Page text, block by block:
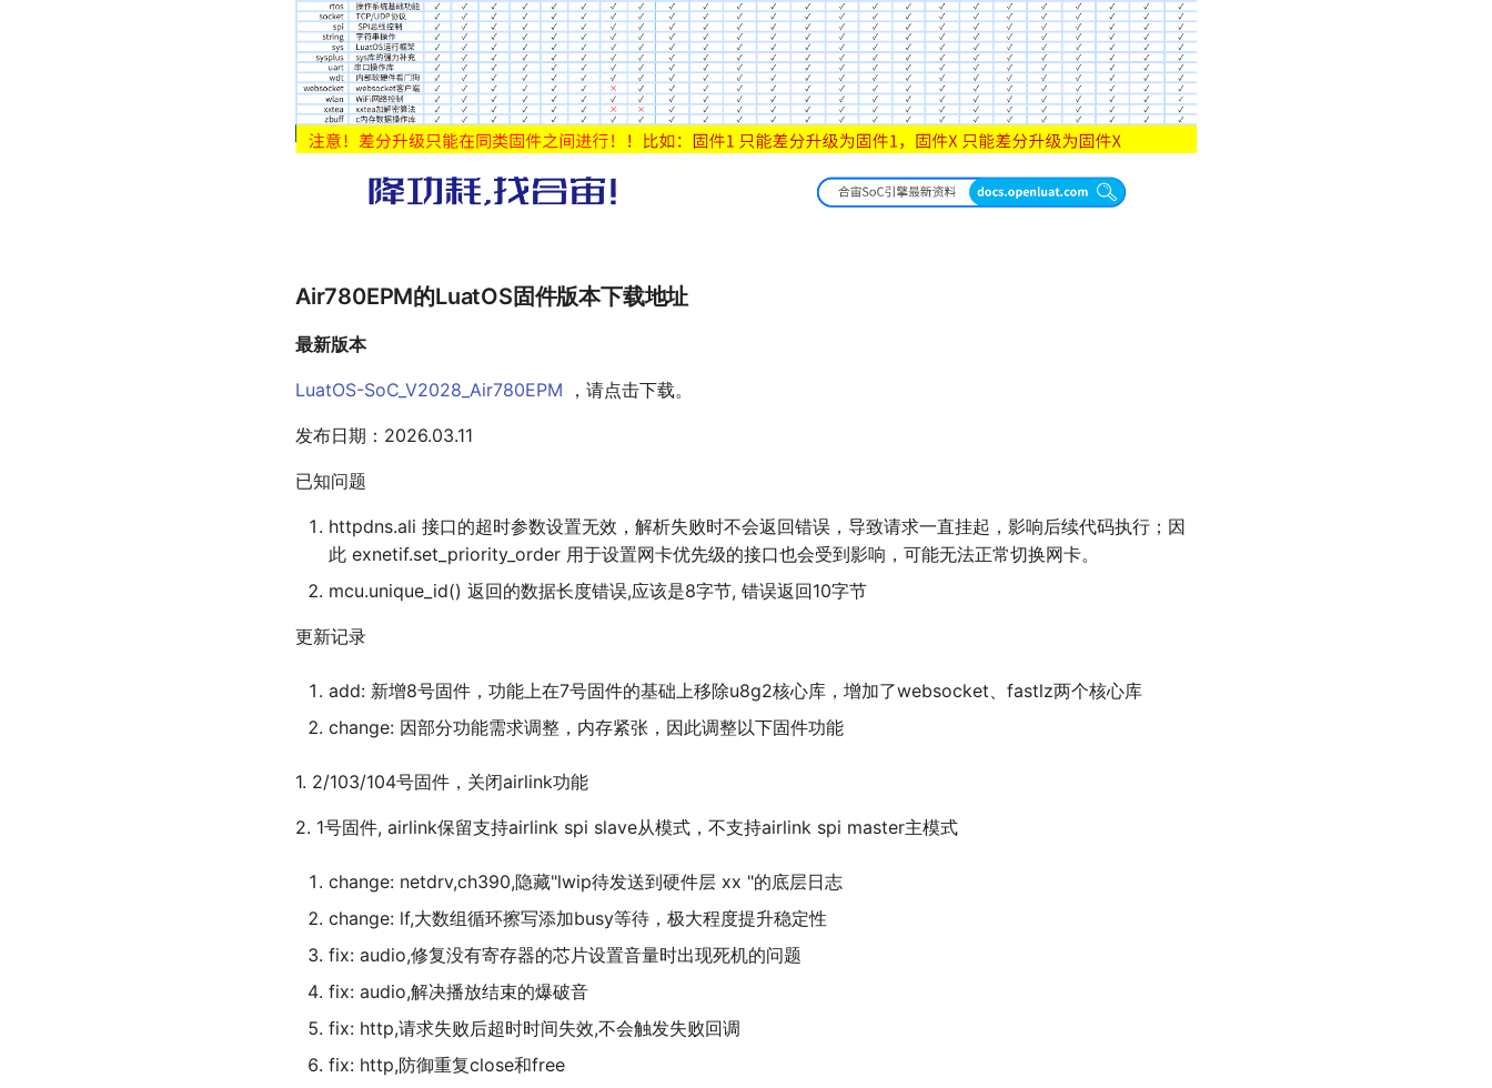
Air780EPM的LuatOS固件版本下载地址
最新版本
LuatOS-SoC_V2028_Air780EPM ，请点击下载。
发布日期：2026.03.11
已知问题
httpdns.ali 接口的超时参数设置无效，解析失败时不会返回错误，导致请求一直挂起，影响后续代码执行；因
此 exnetif.set_priority_order 用于设置网卡优先级的接口也会受到影响，可能无法正常切换网卡。
mcu.unique_id() 返回的数据长度错误,应该是8字节, 错误返回10字节
更新记录
add: 新增8号固件，功能上在7号固件的基础上移除u8g2核心库，增加了websocket、fastlz两个核心库
change: 因部分功能需求调整，内存紧张，因此调整以下固件功能
1. 2/103/104号固件，关闭airlink功能
2. 1号固件, airlink保留支持airlink spi slave从模式，不支持airlink spi master主模式
change: netdrv,ch390,隐藏"lwip待发送到硬件层 xx "的底层日志
change: lf,大数组循环擦写添加busy等待，极大程度提升稳定性
fix: audio,修复没有寄存器的芯片设置音量时出现死机的问题
fix: audio,解决播放结束的爆破音
fix: http,请求失败后超时时间失效,不会触发失败回调
fix: http,防御重复close和free